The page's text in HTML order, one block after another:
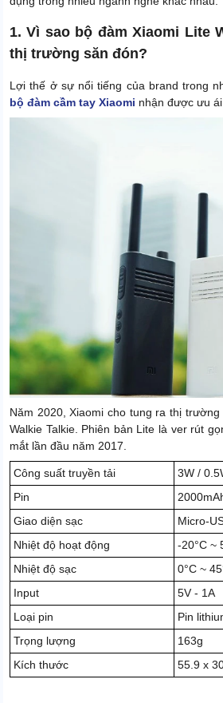
1. Vì sao bộ đàm Xiaomi Lite
thị trường săn đón?
Lợi thế ở sự nổi tiếng của brand trong
bộ đàm cầm tay Xiaomi nhận được ưu
Năm 2020, Xiaomi cho tung ra thị
Walkie Talkie. Phiên bản Lite là ver rút
mắt lần đầu năm 2017.
Công suất truyền tải
3W /
Pin
Giao diện sạc
Micro-
Nhiệt độ hoạt động
-20°C ~
Nhiệt độ sạc
0°C ~
Input
5V - 1A
Loại pin
Pin
Trọng lượng
163g
Kích thước
55.9 x